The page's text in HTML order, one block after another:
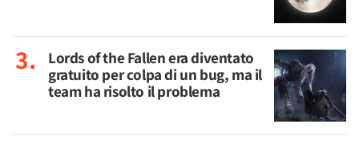
Lords of the Fallen era diventato
gratuito per colpa di un bug, ma il
team ha risolto il problema